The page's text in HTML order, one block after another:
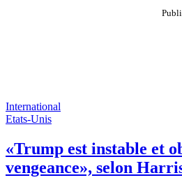
International
Etats-Unis
«Trump est instable et
vengeance», selon